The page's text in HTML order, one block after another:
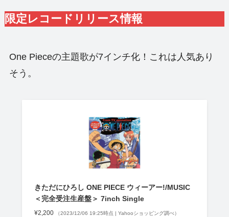
限定レコードリリース情報
One Pieceの主題歌が7インチ化！これは人気あり
そう。
きただにひろし ONE PIECE ウィーアー!/MUSIC
＜完全受注生産盤＞ 7inch Single
¥2,200 （2023/12/06 19:25時点 | Yahooショッピング調べ）